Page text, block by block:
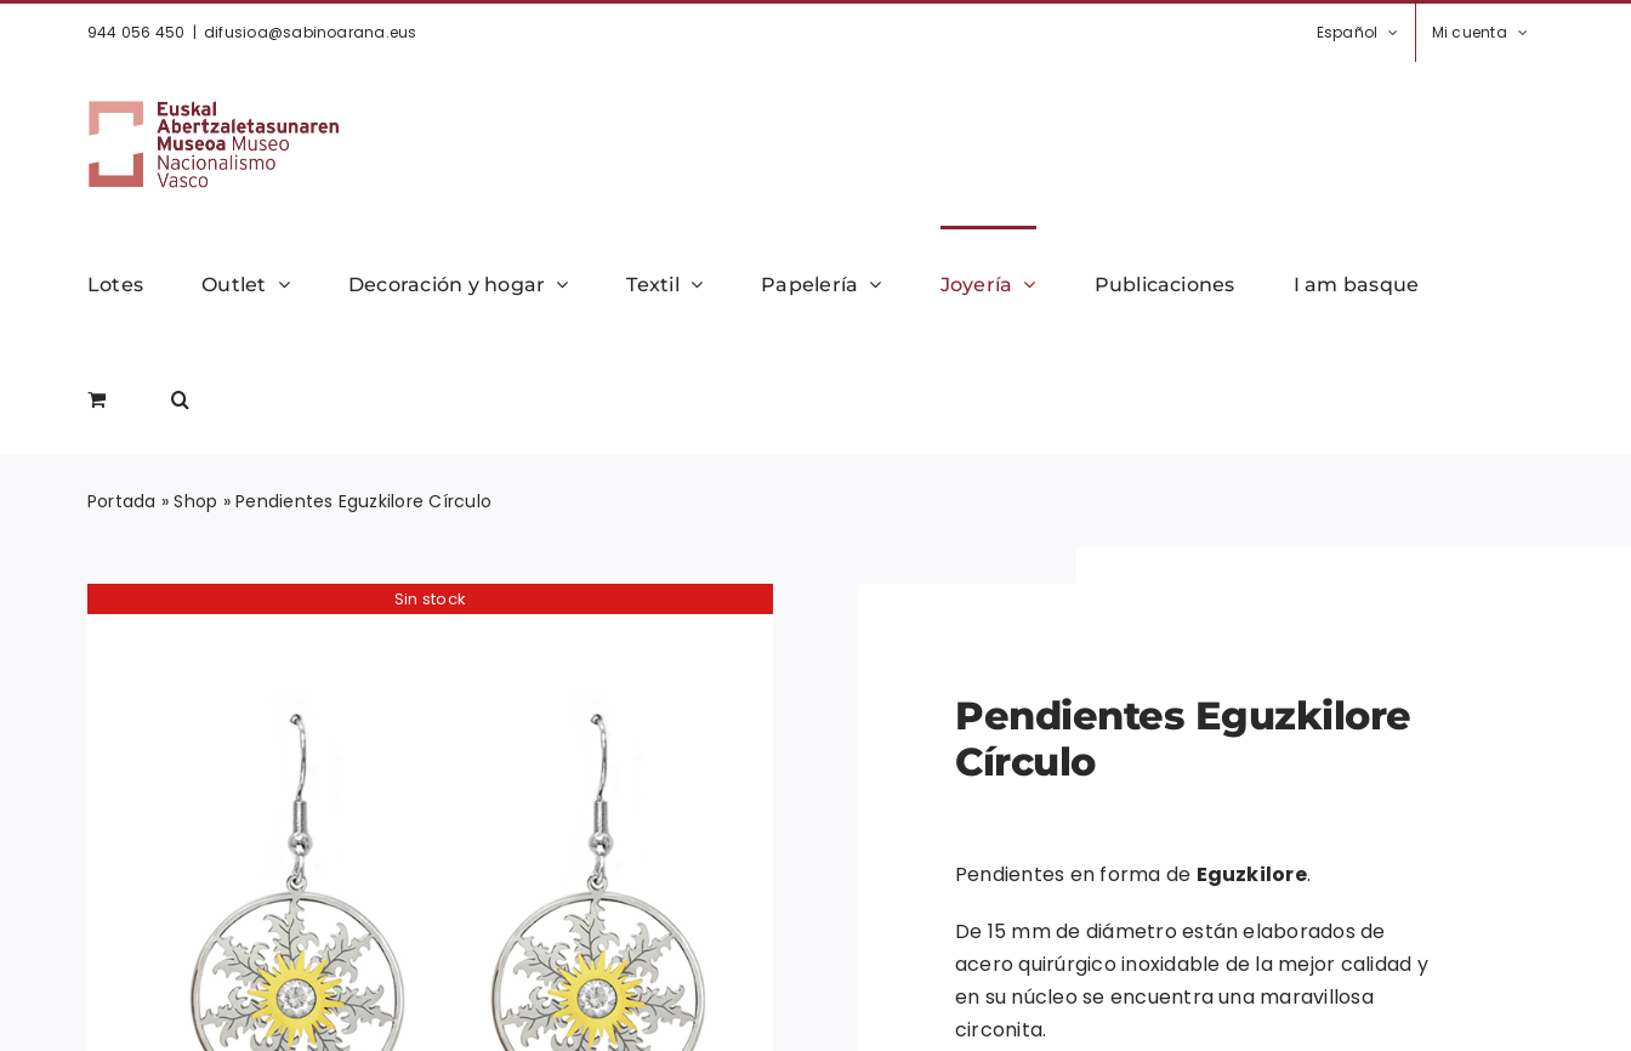
944 056 450 | difusioa@sabinoarana.eus Español Mi cuenta
Lotes Outlet Decoración y hogar Textil Papelería Joyería Publicaciones I am basque
Portada »Shop »Pendientes Eguzkilore Círculo
Sin stock
Pendientes Eguzkilore
Círculo
Pendientes en forma de Eguzkilore.
De 15 mm de diámetro están elaborados de
acero quirúrgico inoxidable de la mejor calidad y
en su núcleo se encuentra una maravillosa
circonita.